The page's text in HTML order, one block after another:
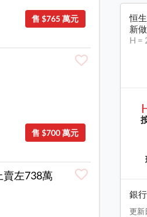
售 $765 萬元
售 $700 萬元
賣左738萬
恒
新
H =
銀
更新